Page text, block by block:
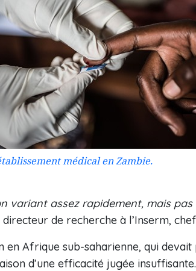
médical en Zambie.
variant assez rapidement, mais
de recherche à l’Inserm, chef
en Afrique sub-saharienne, qui
d’une efficacité jugée insuffisante.